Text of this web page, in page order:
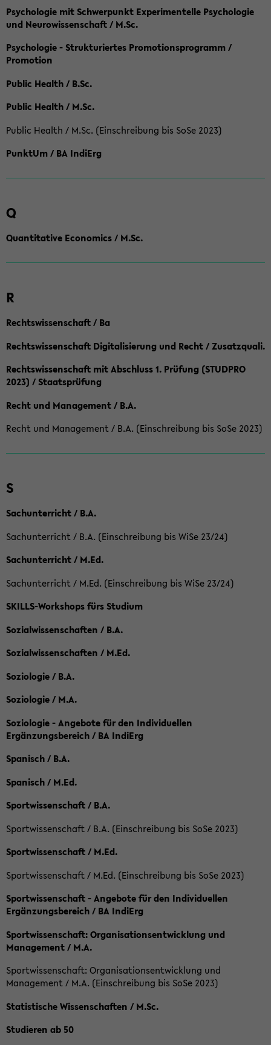
Psychologie mit Schwerpunkt Experimentelle Psychologie
und Neurowissenschaft / M.Sc.
Psychologie - Strukturiertes Promotionsprogramm /
Promotion
Public Health / B.Sc.
Public Health / M.Sc.
Public Health / M.Sc. (Einschreibung bis SoSe 2023)
PunktUm / BA IndiErg
Q
Quantitative Economics / M.Sc.
R
Rechtswissenschaft / Ba
Rechtswissenschaft Digitalisierung und Recht / Zusatzquali.
Rechtswissenschaft mit Abschluss 1. Prüfung (STUDPRO
2023) / Staatsprüfung
Recht und Management / B.A.
Recht und Management / B.A. (Einschreibung bis SoSe 2023)
S
Sachunterricht / B.A.
Sachunterricht / B.A. (Einschreibung bis WiSe 23/24)
Sachunterricht / M.Ed.
Sachunterricht / M.Ed. (Einschreibung bis WiSe 23/24)
SKILLS-Workshops fürs Studium
Sozialwissenschaften / B.A.
Sozialwissenschaften / M.Ed.
Soziologie / B.A.
Soziologie / M.A.
Soziologie - Angebote für den Individuellen
Ergänzungsbereich / BA IndiErg
Spanisch / B.A.
Spanisch / M.Ed.
Sportwissenschaft / B.A.
Sportwissenschaft / B.A. (Einschreibung bis SoSe 2023)
Sportwissenschaft / M.Ed.
Sportwissenschaft / M.Ed. (Einschreibung bis SoSe 2023)
Sportwissenschaft - Angebote für den Individuellen
Ergänzungsbereich / BA IndiErg
Sportwissenschaft: Organisationsentwicklung und
Management / M.A.
Sportwissenschaft: Organisationsentwicklung und
Management / M.A. (Einschreibung bis SoSe 2023)
Statistische Wissenschaften / M.Sc.
Studieren ab 50